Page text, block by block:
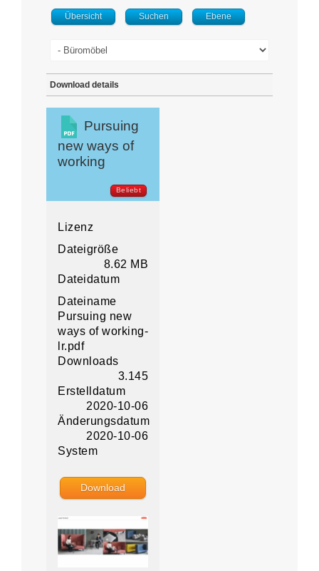
Übersicht Suchen Ebene
Download details
Pursuing
new ways of
working
Beliebt
Lizenz
Dateigröße
8.62 MB
Dateidatum
Dateiname
Pursuing new
ways of working-
lr.pdf
Downloads
3.145
Erstelldatum
2020-10-06
Änderungsdatum
2020-10-06
System
Download